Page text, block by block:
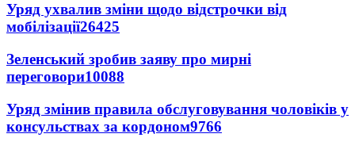
Уряд ухвалив зміни щодо відстрочки від
мобілізації26425
Зеленський зробив заяву про мирні
переговори10088
Уряд змінив правила обслуговування чоловіків у
консульствах за кордоном9766